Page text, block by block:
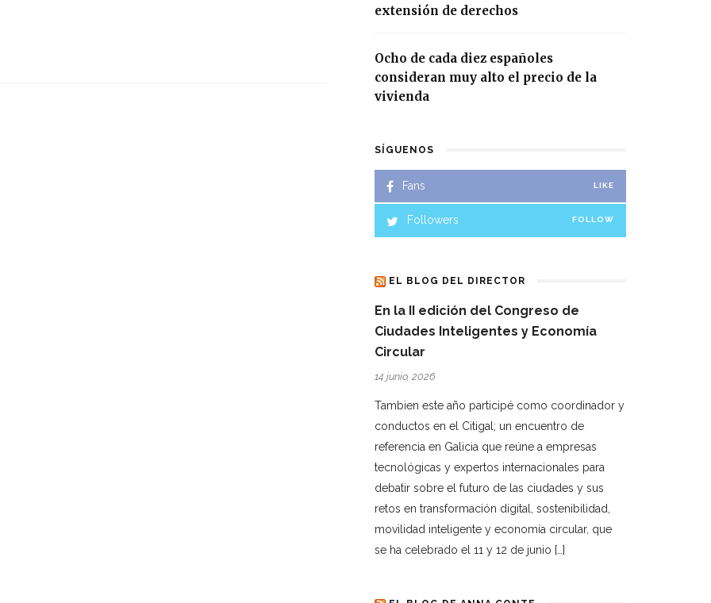
extensión de derechos
Ocho de cada diez españoles
consideran muy alto el precio de la
vivienda
SÍGUENOS
Fans LIKE
Followers FOLLOW
EL BLOG DEL DIRECTOR
En la II edición del Congreso de
Ciudades Inteligentes y Economía
Circular
14 junio, 2026
Tambien este año participé como coordinador y
conductos en el Citigal; un encuentro de
referencia en Galicia que reúne a empresas
tecnológicas y expertos internacionales para
debatir sobre el futuro de las ciudades y sus
retos en transformación digital, sostenibilidad,
movilidad inteligente y economía circular, que
se ha celebrado el 11 y 12 de junio […]